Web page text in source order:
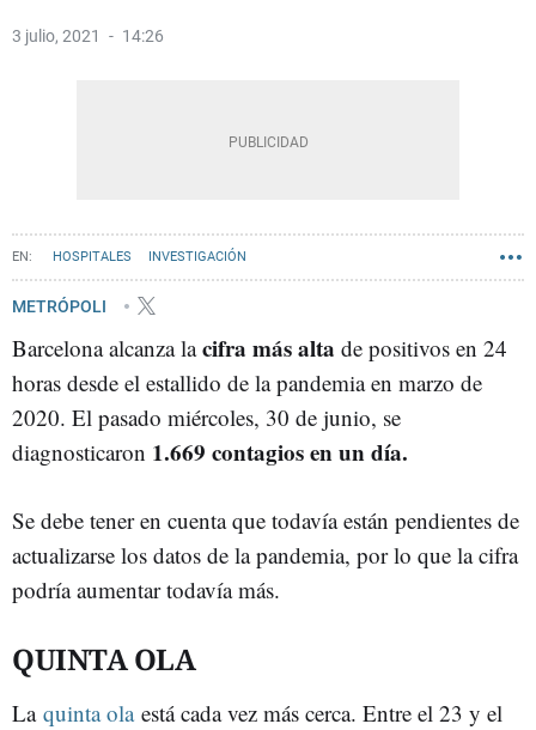
3 julio, 2021 14:26
HOSPITALES INVESTIGACIÓN
METRÓPOLI
Barcelona alcanza lacifra más alta de positivos en 24
horas desde el estallido de la pandemia en marzo de
2020. El pasado miércoles, 30 de junio, se
diagnosticaron 1.669 contagios en un día.
Se debe tener en cuenta que todavía están pendientes de
actualizarse los datos de la pandemia, por lo que la cifra
podría aumentar todavía más.
QUINTA OLA
La quinta ola está cada vez más cerca. Entre el 23 y el